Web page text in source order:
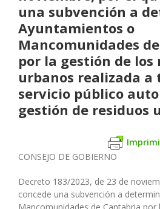
una subvención a
Ayuntamientos o
Mancomunidades
por la gestión de los
urbanos realizada a
servicio público
gestión de residuos
CONSEJO DE GOBIERNO
Decreto 183/2023, de 23 de
concede una subvención a